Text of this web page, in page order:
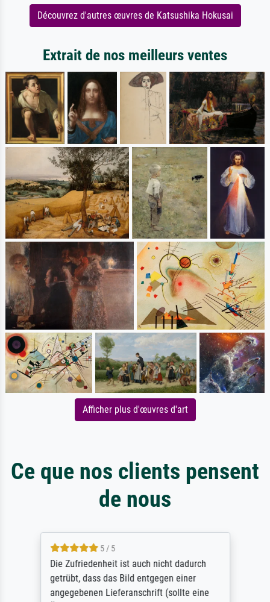
Découvrez d'autres œuvres de Katsushika Hokusai
Extrait de nos meilleurs ventes
Afficher plus d'œuvres d'art
Ce que nos clients pensent
de nous
5 / 5
Die Zufriedenheit ist auch nicht dadurch
getrübt, dass das Bild entgegen einer
angegebenen Lieferanschrift (sollte eine